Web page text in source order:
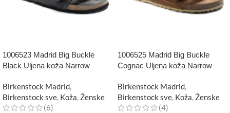
1006523 Madrid Big Buckle
Black Uljena koža Narrow
Birkenstock Madrid,
Birkenstock sve, Koža, Ženske
(6)
1006525 Madrid Big Buckle
Cognac Uljena koža Narrow
Birkenstock Madrid,
Birkenstock sve, Koža, Ženske
(4)